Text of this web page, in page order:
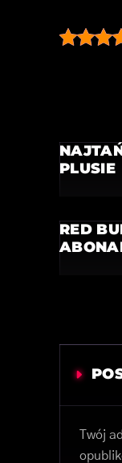
PLUSIE
RED
Twój